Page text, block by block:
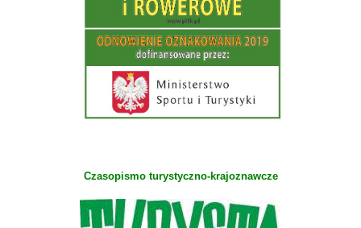
Czasopismo turystyczno-krajoznawcze